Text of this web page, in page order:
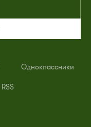
Одноклассники
RSS